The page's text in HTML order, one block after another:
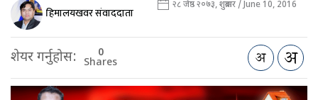
हिमालयखवर संवाददाता २८ जेष्ठ २०७३, शुक्रबार / June 10, 2016
शेयर गर्नुहोस: 0
Shares